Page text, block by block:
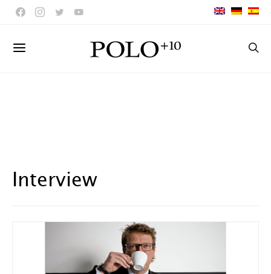
Interview